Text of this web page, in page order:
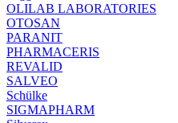
OLILAB LABORATORIES
OTOSAN
PARANIT
PHARMACERIS
REVALID
SALVEO
Schülke
SIGMAPHARM